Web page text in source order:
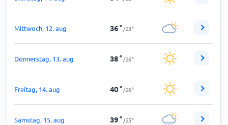
Mittwoch, 12. aug 36° /23°
Donnerstag, 13. aug 38° /26°
Freitag, 14. aug 40° /26°
Samstag, 15. aug 39° /25°